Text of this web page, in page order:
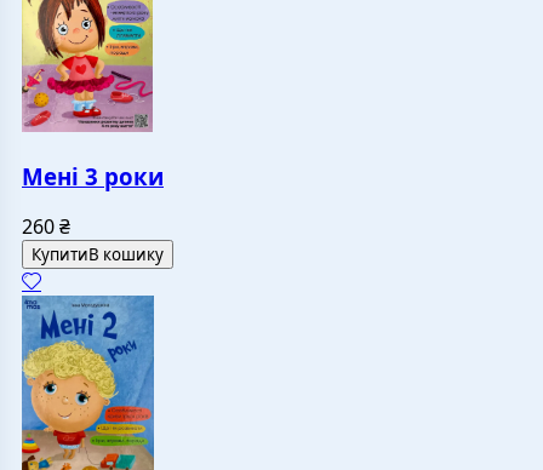
Мені 3 роки
260₴
КупитиВ кошику